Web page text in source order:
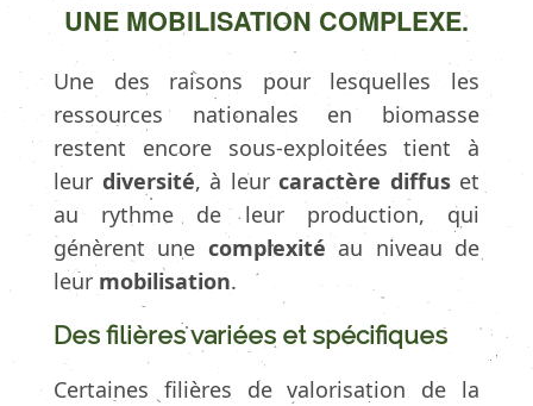
UNE MOBILISATION COMPLEXE.
Une des raisons pour lesquelles les
ressources nationales en biomasse
restent encore sous-exploitées tient à
leur diversité, à leur caractère diffuset
au rythme de leur production, qui
génèrent une complexité au niveau de
leur mobilisation.
Des filières variées et spécifiques
Certaines filières de valorisation de la